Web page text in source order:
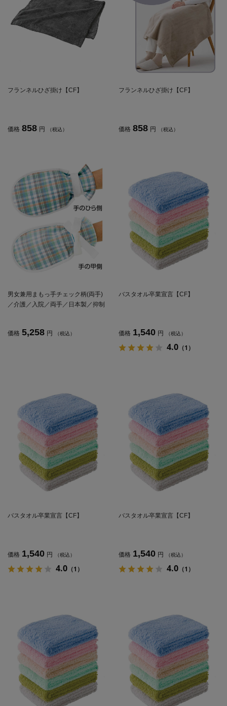
フランネルひざ掛け【CF】
価格 858 円 （税込）
フランネルひざ掛け【CF】
価格 858 円 （税込）
男女兼用まもっ手チェック柄(両手)
／介護／入院／両手／日本製／抑制
価格 5,258 円 （税込）
バスタオル卒業宣言【CF】
価格 1,540 円 （税込）
4.0 （1）
バスタオル卒業宣言【CF】
価格 1,540 円 （税込）
4.0 （1）
バスタオル卒業宣言【CF】
価格 1,540 円 （税込）
4.0 （1）